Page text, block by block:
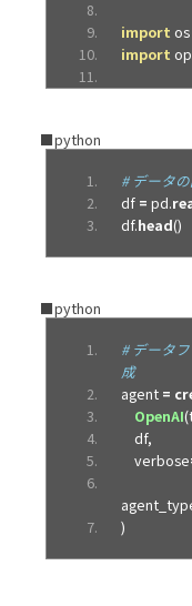
import os
import
openai.
os environ
■python
# データ
df = pd.
df.head()
■python
# データ
成
agent =
OpenAI(
    df
,
    verbose
)